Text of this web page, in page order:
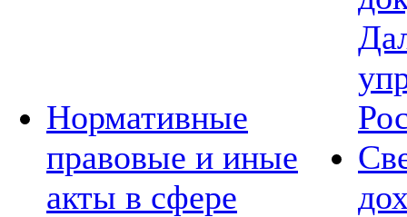
Нормативные
правовые и иные
акты в сфере